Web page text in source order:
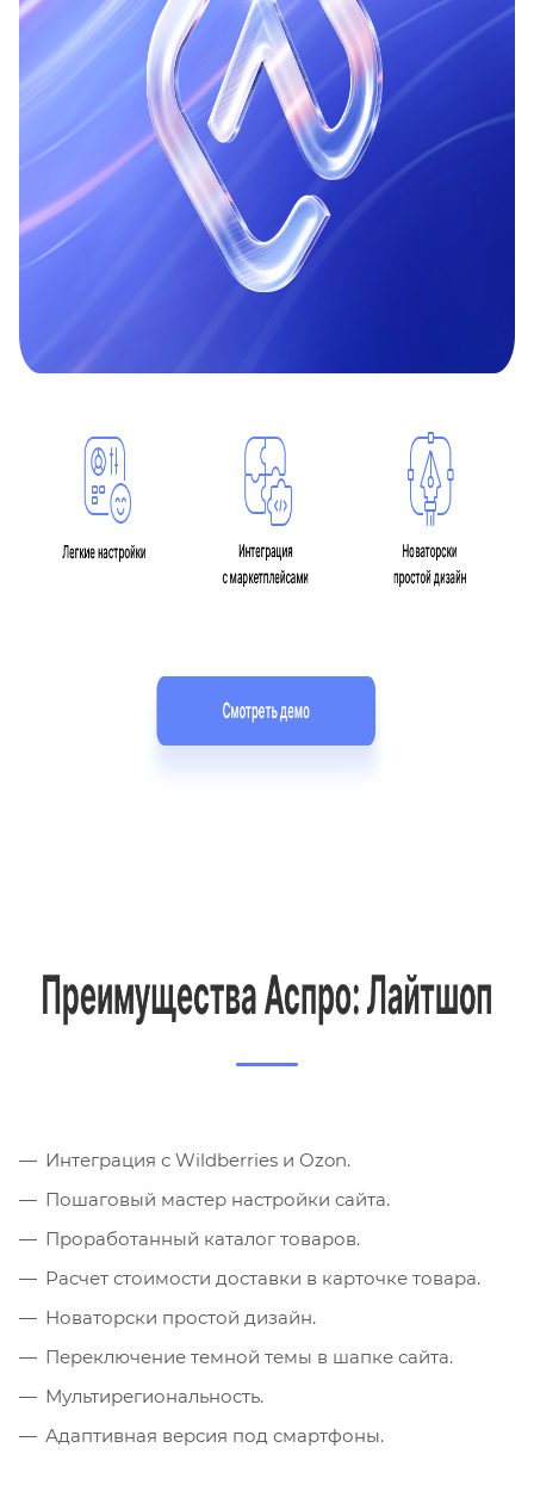
Интеграция с Wildberries и Ozon.
Пошаговый мастер настройки сайта.
Проработанный каталог товаров.
Расчет стоимости доставки в карточке товара.
Новаторски простой дизайн.
Переключение темной темы в шапке сайта.
Мультирегиональность.
Адаптивная версия под смартфоны.